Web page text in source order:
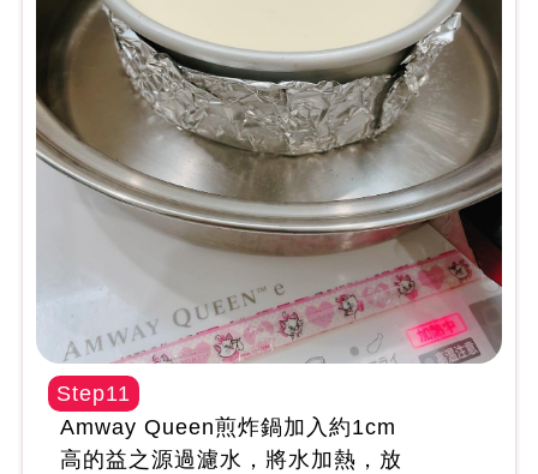
Step11
Amway Queen煎炸鍋加入約1cm
高的益之源過濾水，將水加熱，放